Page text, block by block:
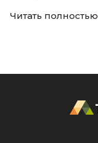
Читать полностью